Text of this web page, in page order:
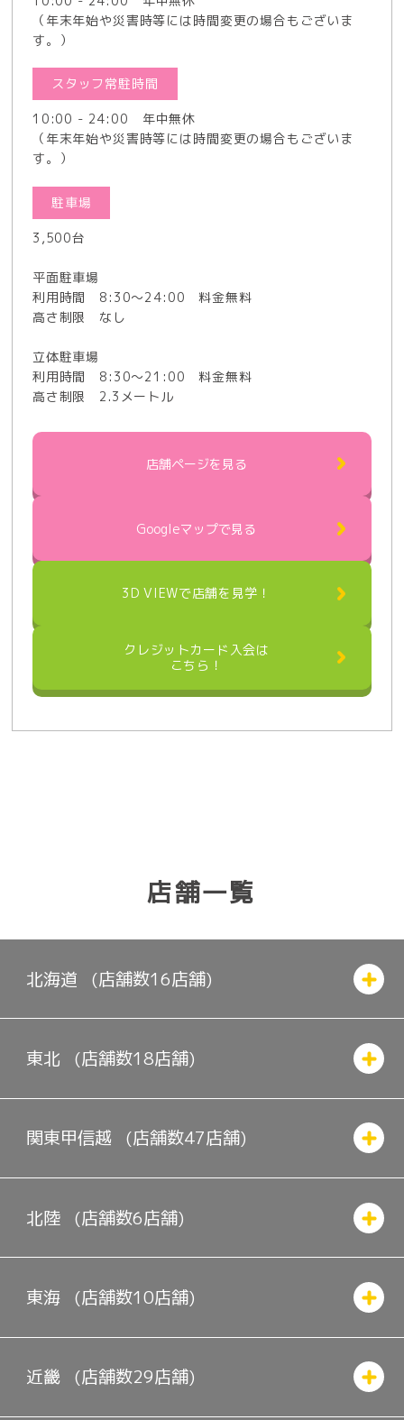
（年末年始や災害時等には時間変更の場合もございま
す。）
スタッフ常駐時間
10:00 - 24:00 年中無休
（年末年始や災害時等には時間変更の場合もございま
す。）
駐車場
3,500台
平面駐車場
利用時間 8:30～24:00 料金無料
高さ制限 なし
立体駐車場
利用時間 8:30～21:00 料金無料
高さ制限 2.3メートル
店舗ページを⾒る
Googleマップで見る
3D VIEWで店舗を見学！
クレジットカード入会は
こちら！
店舗一覧
北海道 (店舗数16店舗)
東北 (店舗数18店舗)
関東甲信越 (店舗数47店舗)
北陸 (店舗数6店舗)
東海 (店舗数10店舗)
近畿 (店舗数29店舗)